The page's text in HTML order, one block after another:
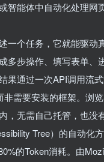
智能体中自动化处理网
一个任务，它就能驱动
多步操作、填写表单、
果通过一次API调用流
非需要安装的框架。浏
，无需自己托管，也没
Tree）的自动化
的Token消耗。由